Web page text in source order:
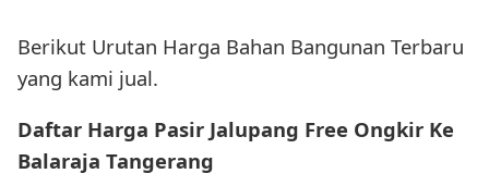
Berikut Urutan Harga Bahan Bangunan Terbaru
yang kami jual.
Daftar Harga Pasir Jalupang Free Ongkir Ke
Balaraja Tangerang